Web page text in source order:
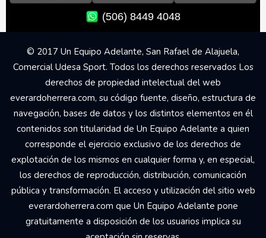
(506) 8449 4048
© 2017 Un Equipo Adelante, San Rafael de Alajuela,
Comercial Udesa Sport. Todos los derechos reservados Los
derechos de propiedad intelectual del web
everardoherrera.com, su código fuente, diseño, estructura de
navegación, bases de datos y los distintos elementos en él
contenidos son titularidad de Un Equipo Adelante a quien
corresponde el ejercicio exclusivo de los derechos de
explotación de los mismos en cualquier forma y, en especial,
los derechos de reproducción, distribución, comunicación
pública y transformación. El acceso y utilización del sitio web
everardoherrera.com que Un Equipo Adelante pone
gratuitamente a disposición de los usuarios implica su